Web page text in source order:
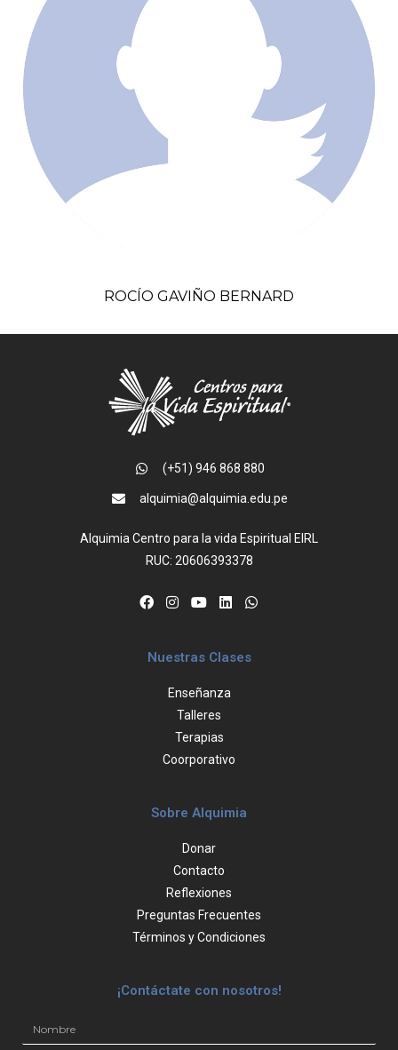
ROCÍO GAVIÑO BERNARD
(+51) 946 868 880
alquimia@alquimia.edu.pe
Alquimia Centro para la vida Espiritual EIRL
RUC: 20606393378
Nuestras Clases
Enseñanza
Talleres
Terapias
Coorporativo
Sobre Alquimia
Donar
Contacto
Reflexiones
Preguntas Frecuentes
Términos y Condiciones
¡Contáctate con nosotros!